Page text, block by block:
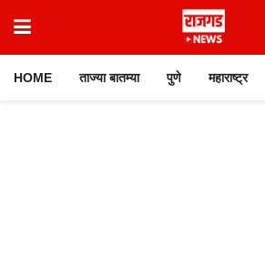
HOME ताज्या बातम्या पुणे महाराष्ट्र